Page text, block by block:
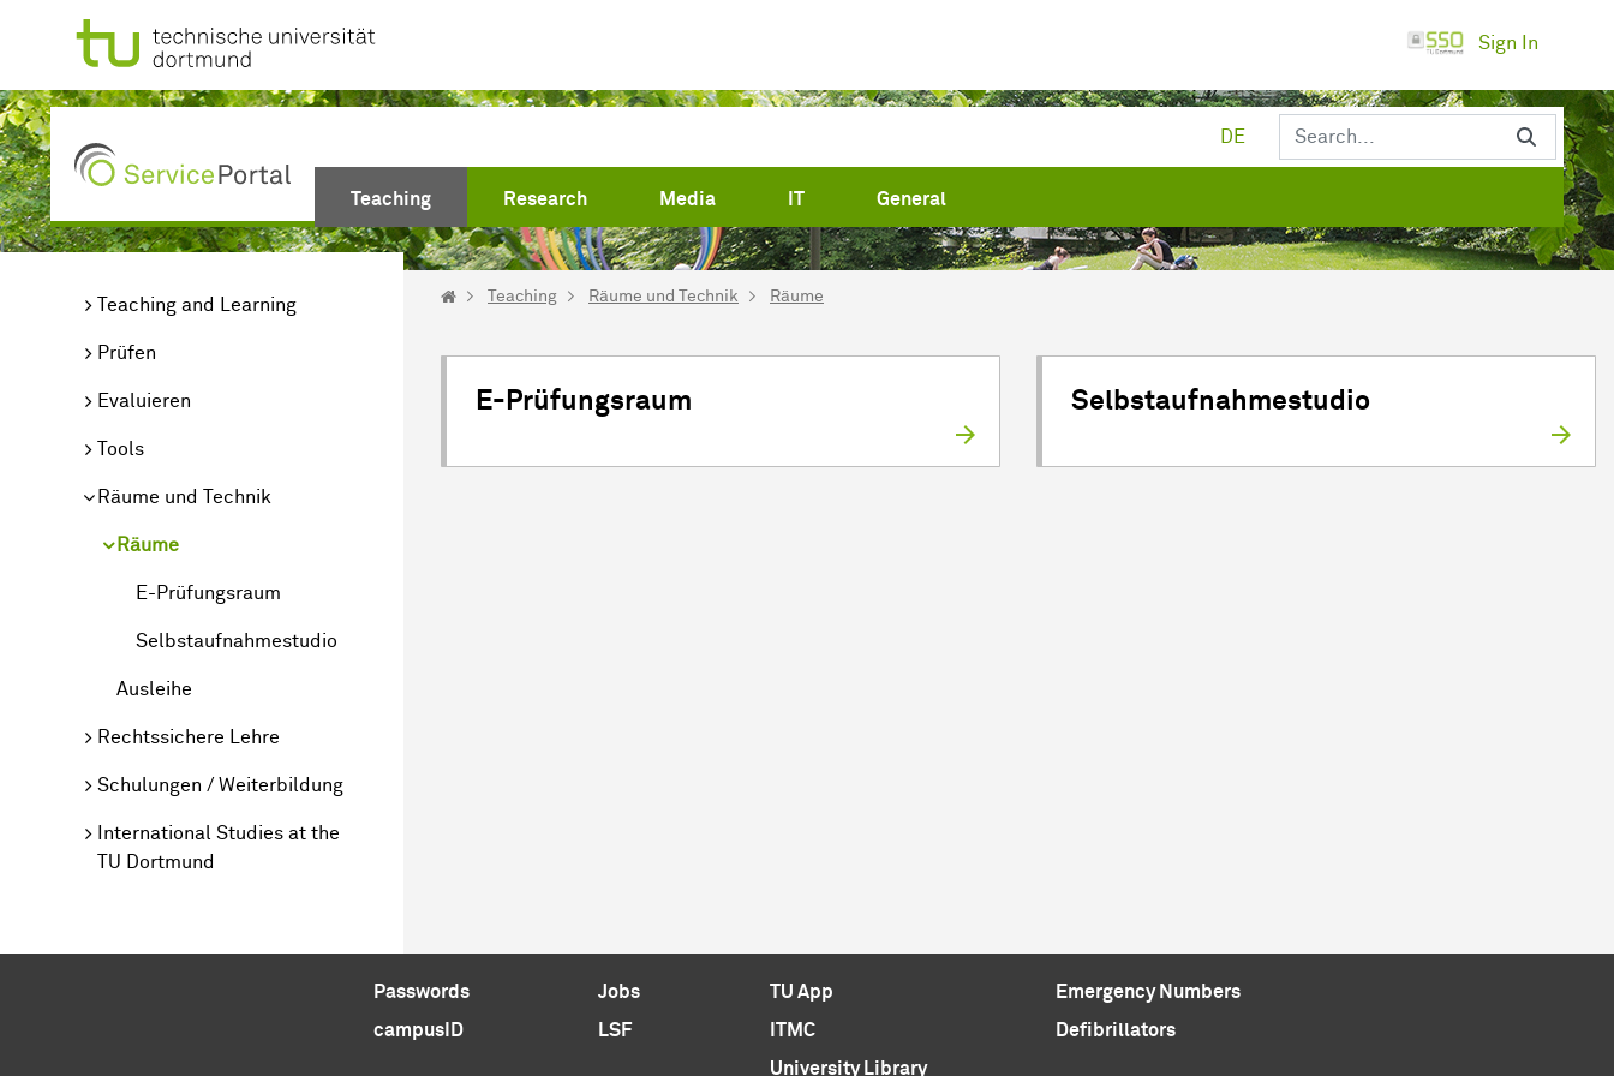
Skip to Main Content
Sign In
DE
Teaching(current)Research Media IT General
Teaching and Learning
Prüfen
Evaluieren
Tools
Räume und Technik
Räume
E-Prüfungsraum
Selbstaufnahmestudio
Ausleihe
Rechtssichere Lehre
Schulungen / Weiterbildung
International Studies at the
TU Dortmund
Teaching Räume und Technik Räume
E-Prüfungsraum Selbstaufnahmestudio
Passwords
campusID
Jobs
LSF
TU App
ITMC
University Library
Emergency Numbers
Defibrillators